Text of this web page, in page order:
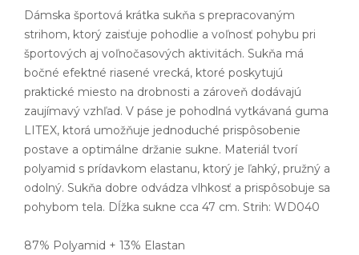
Dámska športová krátka sukňa s prepracovaným
strihom, ktorý zaisťuje pohodlie a voľnosť pohybu pri
športových aj voľnočasových aktivitách. Sukňa má
bočné efektné riasené vrecká, ktoré poskytujú
praktické miesto na drobnosti a zároveň dodávajú
zaujímavý vzhľad. V páse je pohodlná vytkávaná guma
LITEX, ktorá umožňuje jednoduché prispôsobenie
postave a optimálne držanie sukne. Materiál tvorí
polyamid s prídavkom elastanu, ktorý je ľahký, pružný a
odolný. Sukňa dobre odvádza vlhkosť a prispôsobuje sa
pohybom tela. Dĺžka sukne cca 47 cm. Strih: WD040
87% Polyamid + 13% Elastan